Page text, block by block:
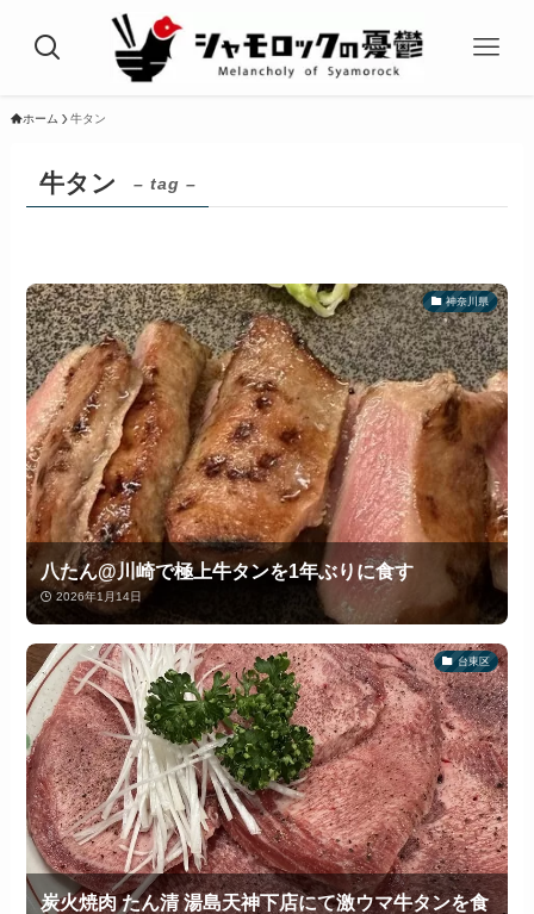
ホーム 牛タン
牛タン – tag –
神奈川県
八たん@川崎で極上牛タンを1年ぶりに食す
2026年1月14日
台東区
炭火焼肉 たん清 湯島天神下店にて激ウマ牛タンを食